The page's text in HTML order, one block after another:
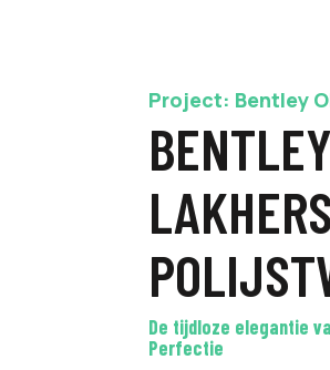
Project: Bentley
De tijdloze elegantie
Perfectie